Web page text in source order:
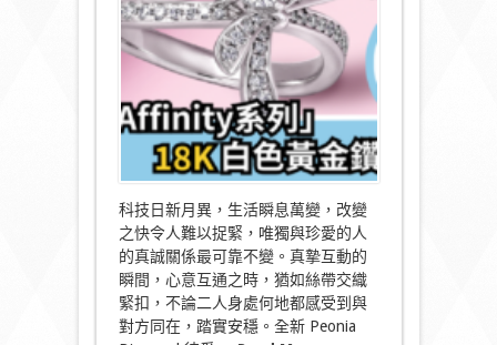
鑽
石
全
新
「Affinity
系
列」
￼
在
變
時
代
捉
緊
連
繫
科技日新月異，生活瞬息萬變，改變
之快令人難以捉緊，唯獨與珍愛的人
的真誠關係最可靠不變。真摯互動的
瞬間，心意互通之時，猶如絲帶交織
緊扣，不論二人身處何地都感受到與
對方同在，踏實安穩。全新 Peonia